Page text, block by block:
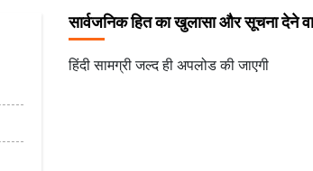
सार्वजनिक हित का खुलासा और सूचना देने
हिंदी सामग्री जल्द ही अपलोड की जाएगी